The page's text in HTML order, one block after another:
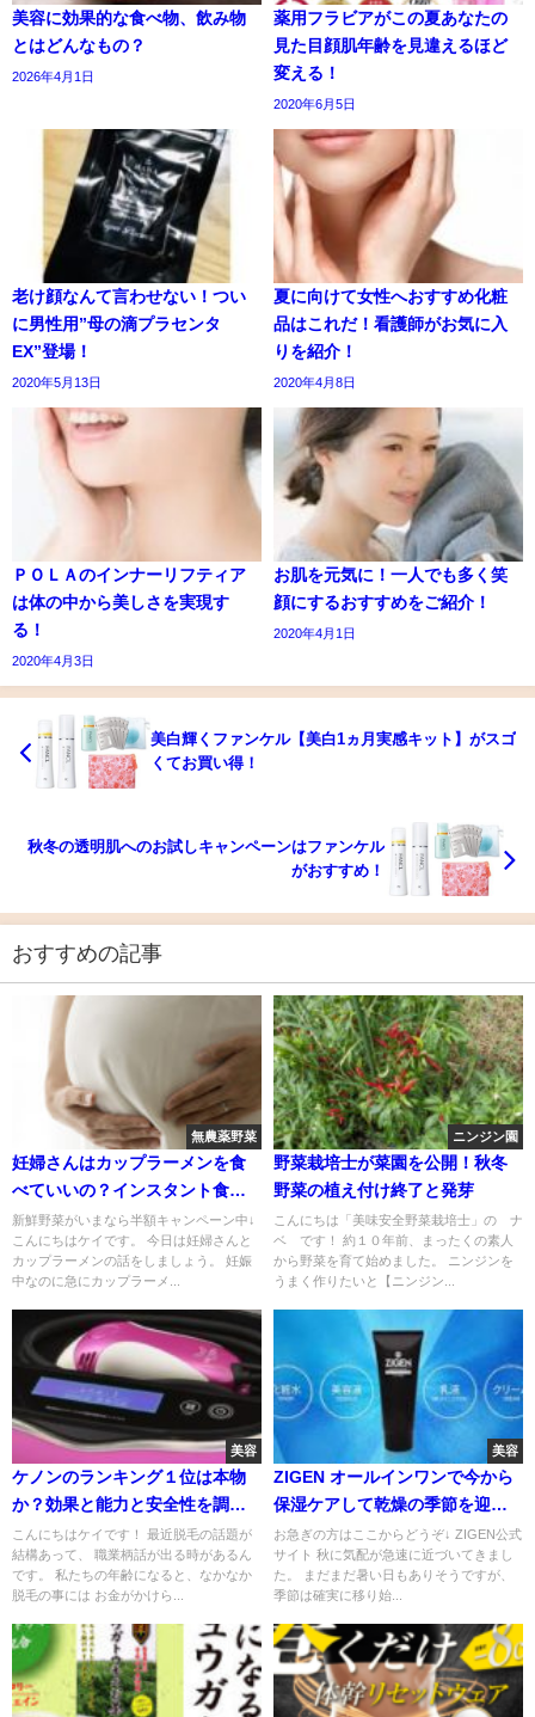
美容に効果的な食べ物、飲み物
とはどんなもの？
2026年4月1日
薬用フラビアがこの夏あなたの
見た目顔肌年齢を見違えるほど
変える！
2020年6月5日
老け顔なんて言わせない！つい
に男性用”母の滴プラセンタ
EX”登場！
2020年5月13日
夏に向けて女性へおすすめ化粧
品はこれだ！看護師がお気に入
りを紹介！
2020年4月8日
ＰＯＬＡのインナーリフティア
は体の中から美しさを実現す
る！
2020年4月3日
お肌を元気に！一人でも多く笑
顔にするおすすめをご紹介！
2020年4月1日
美白輝くファンケル【美白1ヵ月実感キット】がスゴ
くてお買い得！
秋冬の透明肌へのお試しキャンペーンはファンケル
がおすすめ！
おすすめの記事
無農薬野菜
妊婦さんはカップラーメンを食
べていいの？インスタント食品
は？
新鮮野菜がいまなら半額キャンペーン中↓
こんにちはケイです。 今日は妊婦さんと
カップラーメンの話をしましょう。 妊娠
中なのに急にカップラーメ...
ニンジン園
野菜栽培士が菜園を公開！秋冬
野菜の植え付け終了と発芽
こんにちは「美味安全野菜栽培士」の ナ
ベ です！ 約１０年前、まったくの素人
から野菜を育て始めました。 ニンジンを
うまく作りたいと【ニンジン...
美容
ケノンのランキング１位は本物
か？効果と能力と安全性を調
査！
こんにちはケイです！ 最近脱毛の話題が
結構あって、 職業柄話が出る時があるん
です。 私たちの年齢になると、なかなか
脱毛の事には お金がかけら...
美容
ZIGEN オールインワンで今から
保湿ケアして乾燥の季節を迎え
よう！
お急ぎの方はここからどうぞ↓ ZIGEN公式
サイト 秋に気配が急速に近づいてきまし
た。 まだまだ暑い日もありそうですが、
季節は確実に移り始...